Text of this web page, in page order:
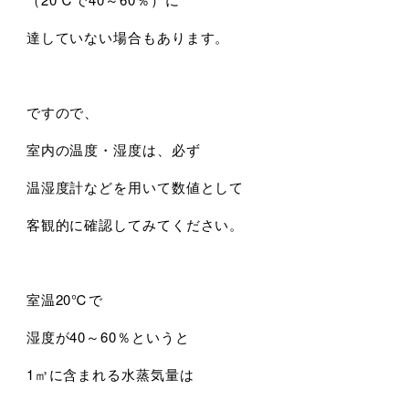
達していない場合もあります。
ですので、
室内の温度・湿度は、必ず
温湿度計などを用いて数値として
客観的に確認してみてください。
室温20℃で
湿度が40～60％というと
1㎥に含まれる水蒸気量は